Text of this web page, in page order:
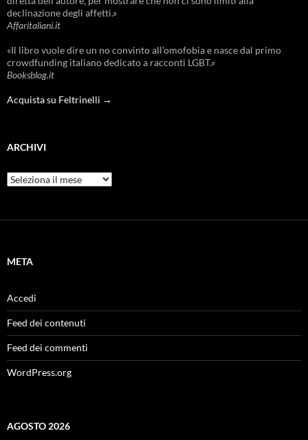
declinazione degli affetti.»
Affaritaliani.it
«Il libro vuole dire un no convinto all’omofobia e nasce dal primo
crowdfunding italiano dedicato a racconti LGBT.»
Booksblog.it
Acquista su Feltrinelli →
ARCHIVI
Archivi
META
Accedi
Feed dei contenuti
Feed dei commenti
WordPress.org
AGOSTO 2026